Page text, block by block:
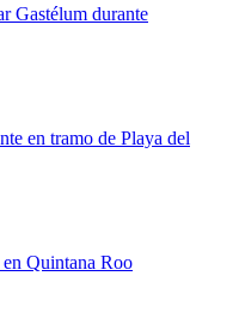
Gastélum durante
en tramo de Playa del
en Quintana Roo